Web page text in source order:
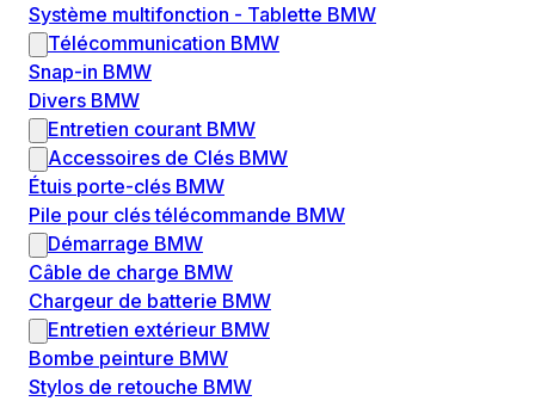
Système multifonction - Tablette BMW
Télécommunication BMW
Snap-in BMW
Divers BMW
Entretien courant BMW
Accessoires de Clés BMW
Étuis porte-clés BMW
Pile pour clés télécommande BMW
Démarrage BMW
Câble de charge BMW
Chargeur de batterie BMW
Entretien extérieur BMW
Bombe peinture BMW
Stylos de retouche BMW